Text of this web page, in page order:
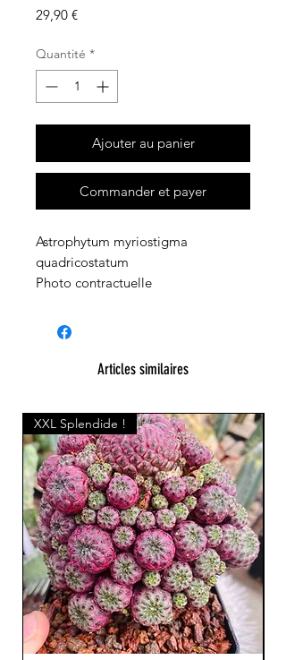
29,90 €Prix
Quantité *
Ajouter au panier
Commander et payer
Astrophytum myriostigma
quadricostatum
Photo contractuelle
Articles similaires
XXL Splendide !